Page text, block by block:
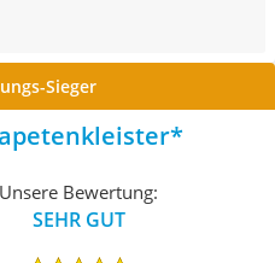
Sieger
Unsere Bewertung:
SEHR GUT